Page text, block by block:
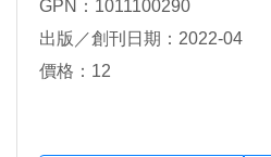
GPN：1011100290
出版／創刊日期：2022-04
價格：12